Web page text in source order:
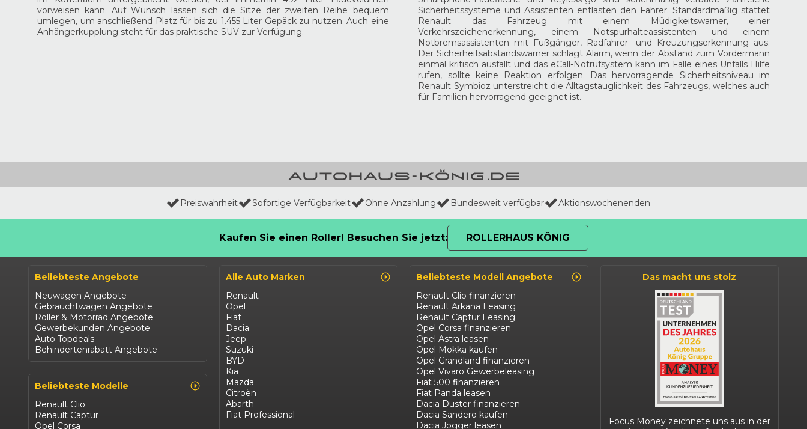
vorweisen kann. Auf Wunsch lassen sich die Sitze der zweiten Reihe bequem
umlegen, um anschließend Platz für bis zu 1.455 Liter Gepäck zu nutzen. Auch eine
Anhängerkupplung steht für das praktische SUV zur Verfügung.
Sicherheitssysteme und Assistenten entlasten den Fahrer. Standardmäßig stattet
Renault das Fahrzeug mit einem Müdigkeitswarner, einer
Verkehrszeichenerkennung, einem Notspurhalteassistenten und einem
Notbremsassistenten mit Fußgänger, Radfahrer- und Kreuzungserkennung aus.
Der Sicherheitsabstandswarner schlägt Alarm, wenn der Abstand zum Vordermann
einmal kritisch ausfällt und das eCall-Notrufsystem kann im Falle eines Unfalls Hilfe
rufen, sollte keine Reaktion erfolgen. Das hervorragende Sicherheitsniveau im
Renault Symbioz unterstreicht die Alltagstauglichkeit des Fahrzeugs, welches auch
für Familien hervorragend geeignet ist.
Preiswahrheit Sofortige Verfügbarkeit Ohne Anzahlung Bundesweit verfügbar Aktionswochenenden
Kaufen Sie einen Roller! Besuchen Sie jetzt: ROLLERHAUS KÖNIG
Beliebteste Angebote
Neuwagen Angebote
Gebrauchtwagen Angebote
Roller & Motorrad Angebote
Gewerbekunden Angebote
Auto Topdeals
Behindertenrabatt Angebote
Beliebteste Modelle
Renault Clio
Renault Captur
Opel Corsa
Alle Auto Marken
Renault
Opel
Fiat
Dacia
Jeep
Suzuki
BYD
Kia
Mazda
Citroën
Abarth
Fiat Professional
Beliebteste Modell Angebote
Renault Clio finanzieren
Renault Arkana Leasing
Renault Captur Leasing
Opel Corsa finanzieren
Opel Astra leasen
Opel Mokka kaufen
Opel Grandland finanzieren
Opel Vivaro Gewerbeleasing
Fiat 500 finanzieren
Fiat Panda leasen
Dacia Duster finanzieren
Dacia Sandero kaufen
Dacia Jogger leasen
Das macht uns stolz
Focus Money zeichnete uns aus in der